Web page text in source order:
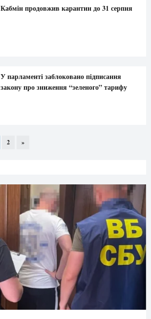
Кабмін продовжив карантин до 31 серпня
У парламенті заблоковано підписання
закону про зниження “зеленого” тарифу
2 »